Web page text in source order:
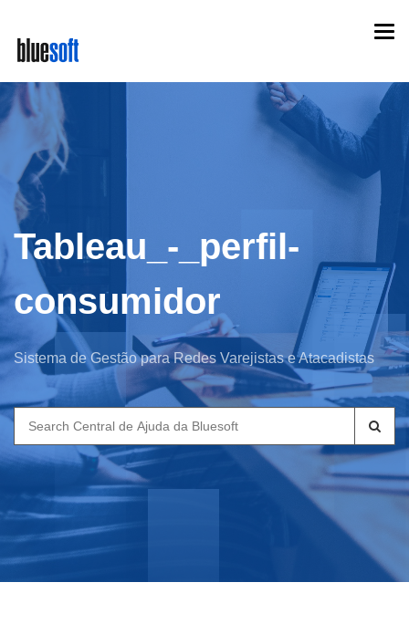
main
content
Tableau_-_perfil-
consumidor
Sistema de Gestão para Redes Varejistas e Atacadistas
Search
for: